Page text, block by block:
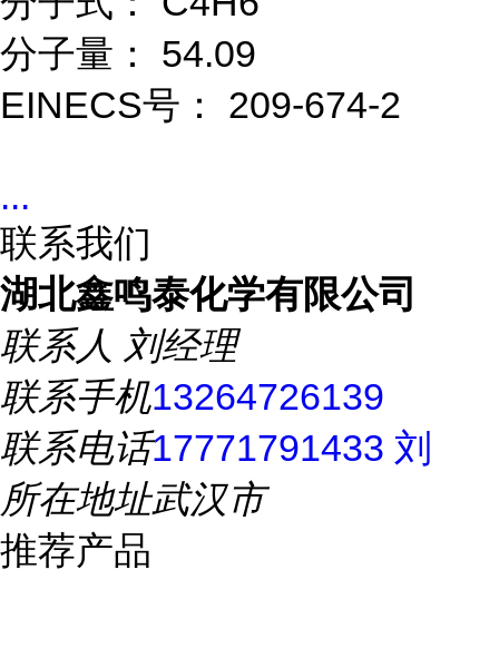
分子量： 54.09
EINECS号： 209-674-2
...
联系我们
湖北鑫鸣泰化学有限公司
联系人 刘经理
联系手机13264726139
联系电话17771791433 刘
所在地址武汉市
推荐产品